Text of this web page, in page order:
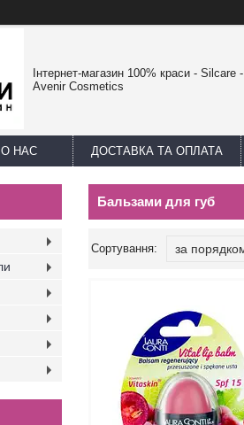
Інтернет-магазин 100% краси - Silcare -
Avenir Cosmetics
НАС ДОСТАВКА ТА ОПЛАТА
Бальзами для губ